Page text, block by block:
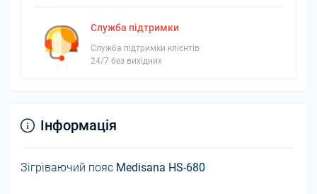
Служба підтримки
Служба підтримки клієнтів
24/7 без вихідних
Інформація
Зігріваючий пояс Medisana HS-680